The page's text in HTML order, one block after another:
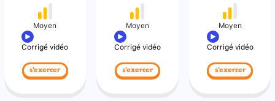
Moyen
Corrigé vidéo
s'exercer
Moyen
Corrigé vidéo
s'exercer
Moyen
Corrigé vidéo
s'exercer